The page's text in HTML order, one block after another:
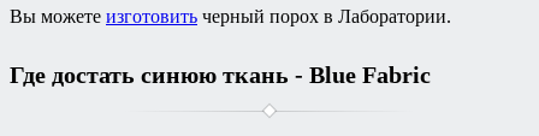
Вы можете изготовить черный порох в Лаборатории.
Где достать синюю ткань - Blue Fabric